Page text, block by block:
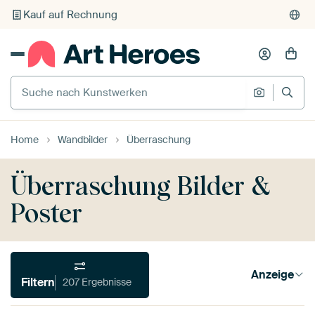
Individueller Druck auf Bestellung
Suche nach Kunstwerken
Suche
Home Wandbilder Überraschung
Überraschung Bilder &
Poster
Filtern 207 Ergebnisse Anzeige